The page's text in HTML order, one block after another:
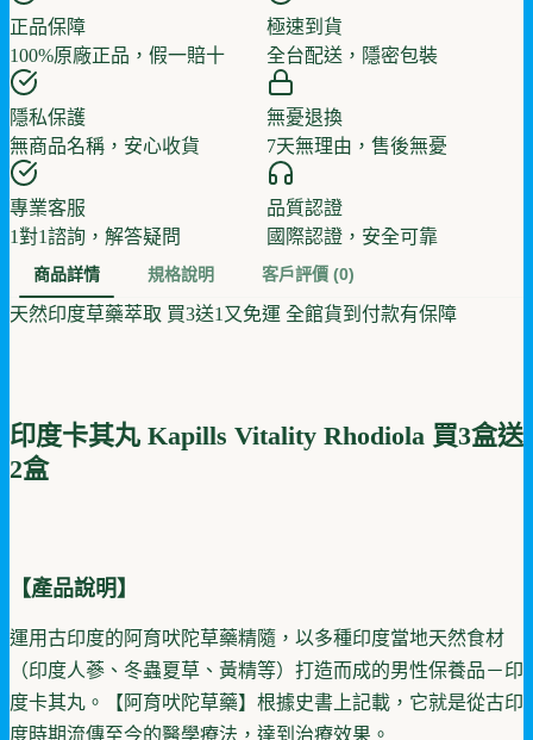
正品保障
100%原廠正品，假一賠十
極速到貨
全台配送，隱密包裝
隱私保護
無商品名稱，安心收貨
無憂退換
7天無理由，售後無憂
專業客服
1對1諮詢，解答疑問
品質認證
國際認證，安全可靠
商品詳情 規格說明 客戶評價 (0)
天然印度草藥萃取 買3送1又免運 全館貨到付款有保障
印度卡其丸 Kapills Vitality Rhodiola 買3盒送
2盒
【產品說明】
運用古印度的阿育吠陀草藥精隨，以多種印度當地天然食材
（印度人蔘、冬蟲夏草、黃精等）打造而成的男性保養品－印
度卡其丸。【阿育吠陀草藥】根據史書上記載，它就是從古印
度時期流傳至今的醫學療法，達到治療效果。